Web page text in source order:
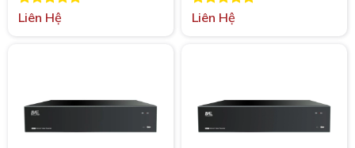
Được xếp
5.00
Liên Hệ
Được xếp
5.00
Liên Hệ